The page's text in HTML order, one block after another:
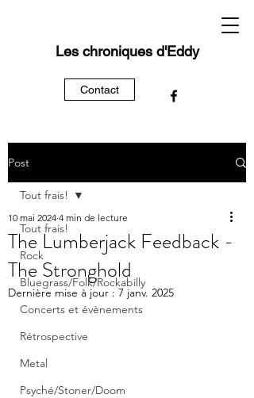
Les chroniques d'Eddy
Contact
Post
Tout frais!
Rock
Bluegrass/Folk/Rockabilly
Concerts et évènements
Rétrospective
Metal
Psyché/Stoner/Doom
Tout frais!
The Lumberjack Feedback -
The Stronghold
10 mai 2024 4 min de lecture
Dernière mise à jour : 7 janv. 2025